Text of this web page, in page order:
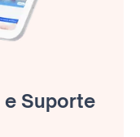
e Suporte